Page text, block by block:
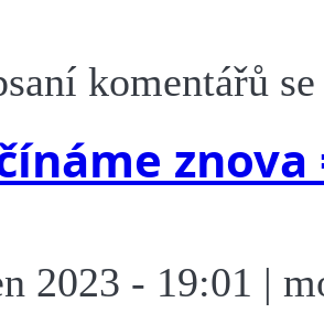
komentářů
znova
2023 - 19:01 |